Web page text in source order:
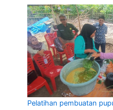
Pelatihan pembuatan